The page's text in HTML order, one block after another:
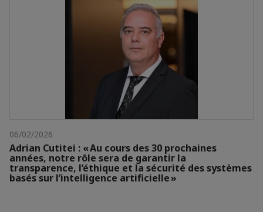
06/02/2026
Adrian Cutitei : « Au cours des 30 prochaines
années, notre rôle sera de garantir la
transparence, l’éthique et la sécurité des systèmes
basés sur l’intelligence artificielle »